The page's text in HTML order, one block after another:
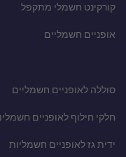
קורקינט חשמלי מתקפל
אופניים חשמליים
סוללה לאופניים חשמליים
חלקי חילוף לאופניים
ידית גז לאופניים חשמליות